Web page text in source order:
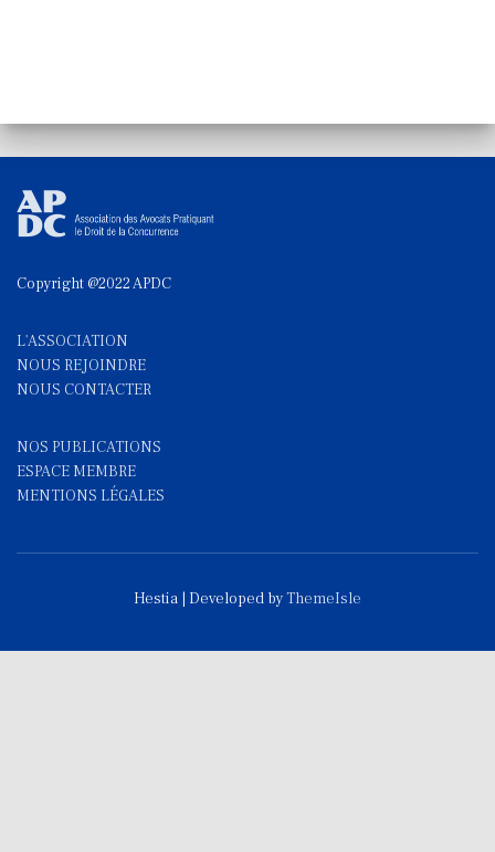
Copyright @2022 APDC
L'ASSOCIATION
NOUS REJOINDRE
NOUS CONTACTER
NOS PUBLICATIONS
ESPACE MEMBRE
MENTIONS LÉGALES
Hestia | Developed byThemeIsle